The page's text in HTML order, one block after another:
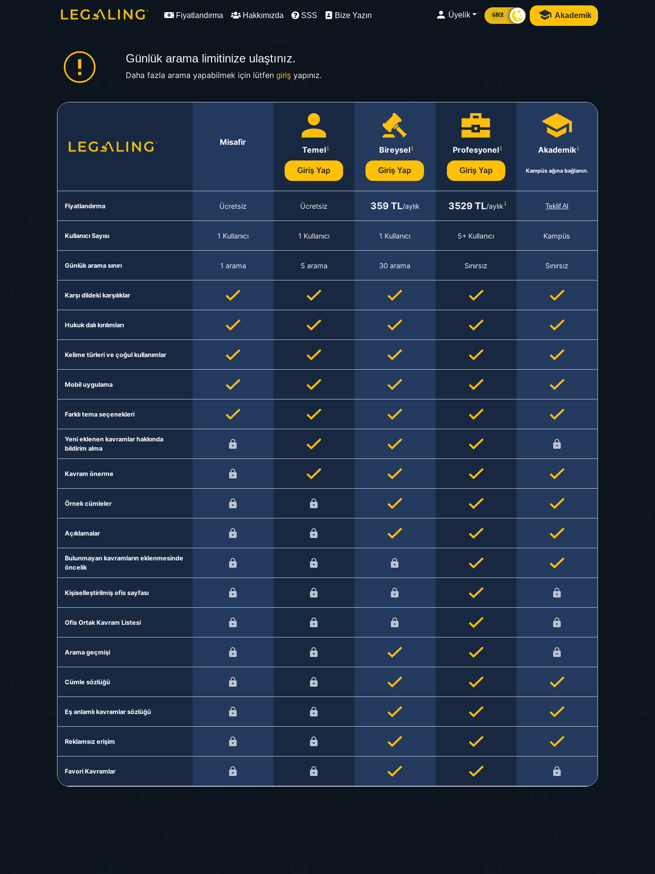
Fiyatlandırma Hakkımızda SSS Bize Yazın Üyelik GECE Akademik
Günlük arama limitinize ulaştınız.
Daha fazla arama yapabilmek için lütfen girişyapınız.
Misafir
Temel
Giriş Yap
Bireysel
Giriş Yap
Profesyonel
Giriş Yap
Akademik
Kampüs ağına bağlanın.
Fiyatlandırma Ücretsiz Ücretsiz 359 TL/aylık 3529 TL/aylık Teklif Al
Kullanıcı Sayısı 1 Kullanıcı 1 Kullanıcı 1 Kullanıcı 5+ Kullanıcı Kampüs
Günlük arama sınırı 1 arama 5 arama 30 arama Sınırsız Sınırsız
Karşı dildeki karşılıklar
Hukuk dalı kırılımları
Kelime türleri ve çoğul kullanımlar
Mobil uygulama
Farklı tema seçenekleri
Yeni eklenen kavramlar hakkında
bildirim alma
Kavram önerme
Örnek cümleler
Açıklamalar
Bulunmayan kavramların eklenmesinde
öncelik
Kişiselleştirilmiş ofis sayfası
Ofis Ortak Kavram Listesi
Arama geçmişi
Cümle sözlüğü
Eş anlamlı kavramlar sözlüğü
Reklamsız erişim
Favori Kavramlar